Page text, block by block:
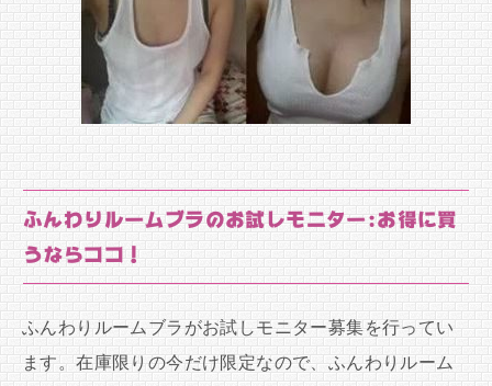
ふんわりルームブラのお試しモニター:お得に買
うならココ！
ふんわりルームブラがお試しモニター募集を行ってい
ます。在庫限りの今だけ限定なので、ふんわりルーム